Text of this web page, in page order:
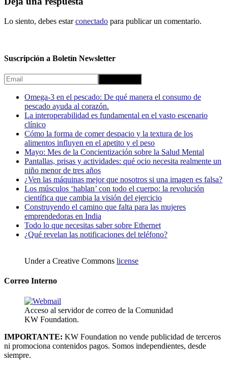
Lo siento, debes estarconectado para publicar un comentario.
Suscripción a Boletín Newsletter
Omega-3 en el pescado: De qué manera el consumo de
pescado ayuda al corazón.
La interoperabilidad es fundamental en el vasto escenario
clínico
Cómo la forma de comer despacio y la textura de los
alimentos influyen en el apetito y el peso
Mayo: Mes de la Concientización sobre la Salud Mental
Pantallas, prisas y actividades: qué ocio necesita realmente un
niño menor de tres años
¿Ven las máquinas mejor que nosotros si una imagen es falsa?
Los músculos ‘hablan’ con todo el cuerpo: la revolución
científica que cambia la visión del ejercicio
Construyendo el camino que falta para las mujeres
emprendedoras en India
Todo lo que necesitas saber sobre Ethernet
¿Qué revelan las notificaciones del teléfono?
Under a Creative Commons license
Correo Interno
Acceso al servidor de correo de la Comunidad
KW Foundation.
IMPORTANTE: KW Foundation no vende publicidad de terceros
ni promociona contenidos pagos. Somos independientes, desde
siempre.